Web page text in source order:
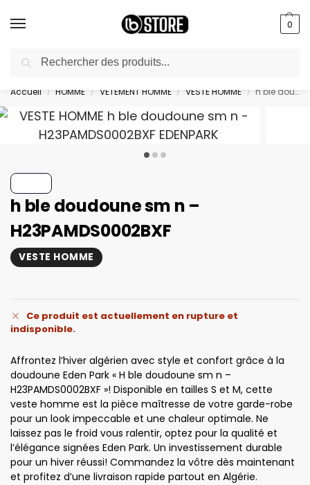
0
livraison gratuite au bureau dès 10000 DA avec paiement en ligne
Accueil / HOMME / VETEMENT HOMME / VESTE HOMME / h ble doudoune sm n – H23PAMDS0002BXF
h ble doudoune sm n –
H23PAMDS0002BXF
VESTE HOMME
Ce produit est actuellement en rupture et
indisponible.
Affrontez l’hiver algérien avec style et confort grâce à la
doudoune Eden Park « H ble doudoune sm n –
H23PAMDS0002BXF »! Disponible en tailles S et M, cette
veste homme est la pièce maîtresse de votre garde-robe
pour un look impeccable et une chaleur optimale. Ne
laissez pas le froid vous ralentir, optez pour la qualité et
l’élégance signées Eden Park. Un investissement durable
pour un hiver réussi! Commandez la vôtre dès maintenant
et profitez d’une livraison rapide partout en Algérie.